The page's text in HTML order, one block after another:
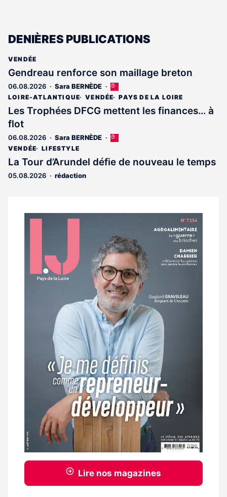
DENIÈRES PUBLICATIONS
VENDÉE
Gendreau renforce son maillage breton
06.08.2026 Sara BERNÈDE
Cet
article
est
réservé
abonnés
LOIRE-ATLANTIQUE VENDÉE PAYS DE LA LOIRE
Les Trophées DFCG mettent les finances… à
flot
06.08.2026 Sara BERNÈDE
Cet
réservé
VENDÉE LIFESTYLE
La Tour d’Arundel défie de nouveau le temps
05.08.2026 rédaction
Notre
magazine
Lire nos magazines